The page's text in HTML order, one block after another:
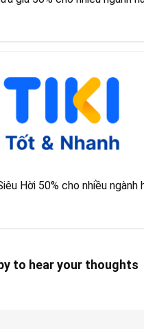
Hời 50% cho nhiều ngành
to hear your thoughts